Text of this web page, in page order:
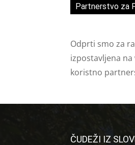
Partnerstvo za
Odprti smo za
izpostavljena
koristno
ČUDEŽI IZ